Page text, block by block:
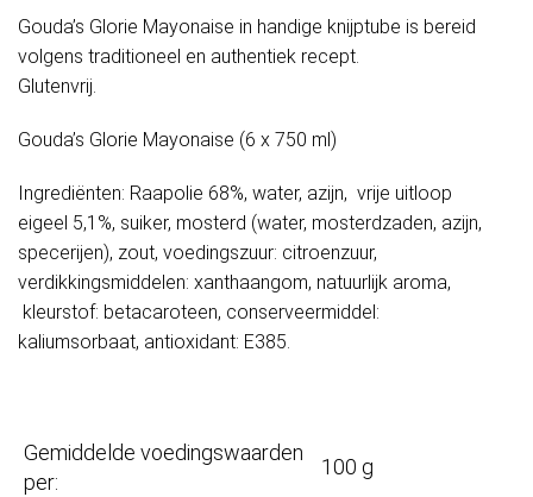
Gouda’s Glorie Mayonaise in handige knijptube is bereid
volgens traditioneel en authentiek recept.
Glutenvrij.
Gouda’s Glorie Mayonaise (6 x 750 ml)
Ingrediënten: Raapolie 68%, water, azijn, vrije uitloop
eigeel 5,1%, suiker, mosterd (water, mosterdzaden, azijn,
specerijen), zout, voedingszuur: citroenzuur,
verdikkingsmiddelen: xanthaangom, natuurlijk aroma,
kleurstof: betacaroteen, conserveermiddel:
kaliumsorbaat, antioxidant: E385.
Gemiddelde voedingswaarden
per:
100 g